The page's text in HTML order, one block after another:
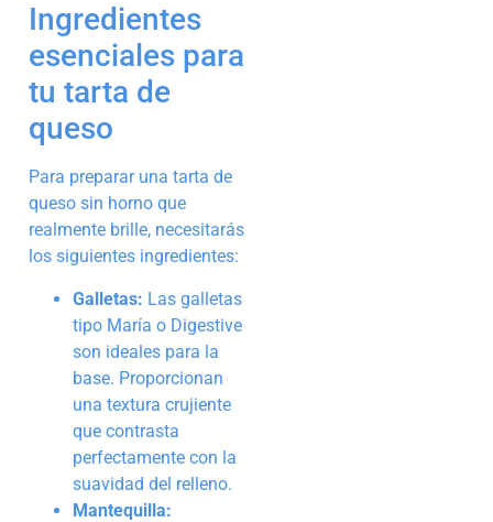
Ingredientes
esenciales para
tu tarta de
queso
Para preparar una tarta de
queso sin horno que
realmente brille, necesitarás
los siguientes ingredientes:
Galletas: Las galletas
tipo María o Digestive
son ideales para la
base. Proporcionan
una textura crujiente
que contrasta
perfectamente con la
suavidad del relleno.
Mantequilla: